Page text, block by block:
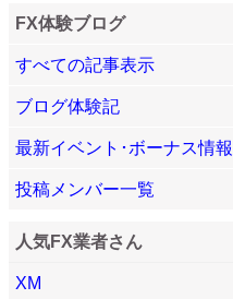
FX体験ブログ
すべての記事表示
ブログ体験記
最新イベント･ボーナス情報
投稿メンバー一覧
人気FX業者さん
XM